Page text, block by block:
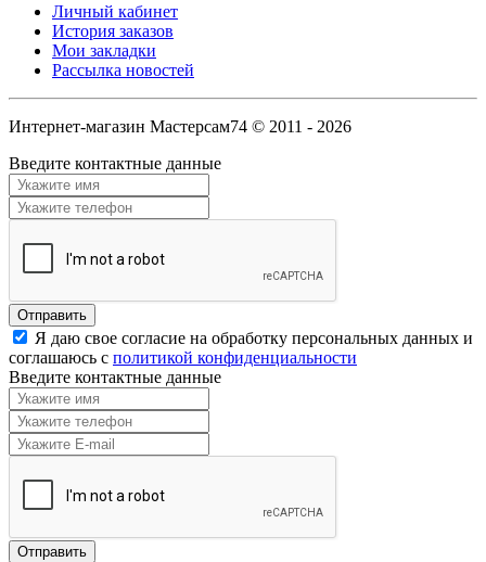
Личный кабинет
История заказов
Мои закладки
Рассылка новостей
Интернет-магазин Мастерсам74 © 2011 - 2026
Введите контактные данные
Я даю свое согласие на обработку персональных данных и
соглашаюсь с политикой конфиденциальности
Введите контактные данные